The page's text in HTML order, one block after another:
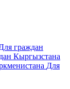
граждан
Кыргызстана
Для